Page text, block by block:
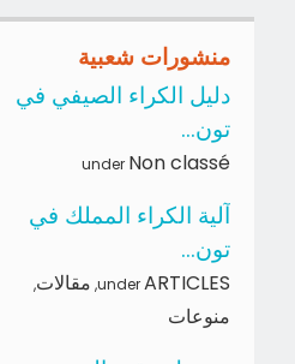
منشورات شعبية
دليل الكراء الصيفي في
تون...
under Non classé
آلية الكراء المملك في
تون...
underARTICLES
, مقالات,
منوعات